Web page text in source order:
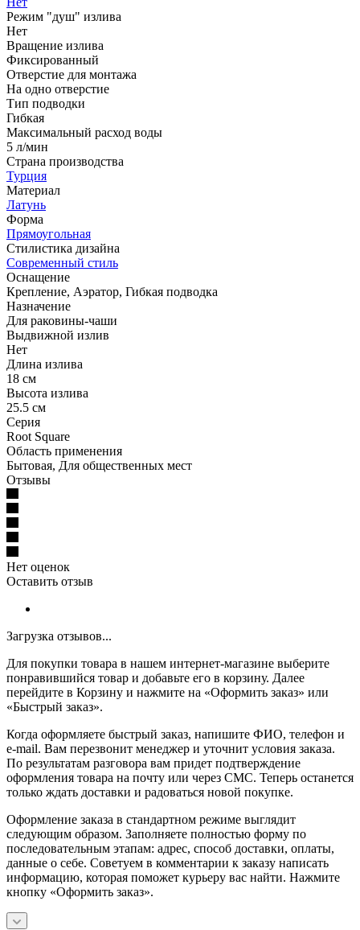
Режим "душ" излива
Нет
Вращение излива
Фиксированный
Отверстие для монтажа
На одно отверстие
Тип подводки
Гибкая
Максимальный расход воды
5 л/мин
Страна производства
Турция
Материал
Латунь
Форма
Прямоугольная
Стилистика дизайна
Современный стиль
Оснащение
Крепление, Аэратор, Гибкая подводка
Назначение
Для раковины-чаши
Выдвижной излив
Нет
Длина излива
18 см
Высота излива
25.5 см
Серия
Root Square
Область применения
Бытовая, Для общественных мест
Отзывы
Нет оценок
Оставить отзыв
Загрузка отзывов...
Для покупки товара в нашем интернет-магазине выберите
понравившийся товар и добавьте его в корзину. Далее
перейдите в Корзину и нажмите на «Оформить заказ» или
«Быстрый заказ».
Когда оформляете быстрый заказ, напишите ФИО, телефон и
e-mail. Вам перезвонит менеджер и уточнит условия заказа.
По результатам разговора вам придет подтверждение
оформления товара на почту или через СМС. Теперь останется
только ждать доставки и радоваться новой покупке.
Оформление заказа в стандартном режиме выглядит
следующим образом. Заполняете полностью форму по
последовательным этапам: адрес, способ доставки, оплаты,
данные о себе. Советуем в комментарии к заказу написать
информацию, которая поможет курьеру вас найти. Нажмите
кнопку «Оформить заказ».